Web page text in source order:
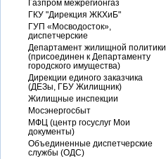
Газпром межрегионгаз
ГКУ "Дирекция ЖКХиБ"
ГУП «Мосводосток»,
диспетчерские
Департамент жилищной политики
(присоединен к Департаменту
городского имущества)
Дирекции единого заказчика
(ДЕЗы, ГБУ Жилищник)
Жилищные инспекции
Мосэнергосбыт
МФЦ (центр госуслуг Мои
документы)
Объединенные диспетчерские
службы (ОДС)